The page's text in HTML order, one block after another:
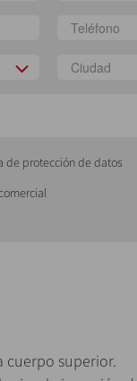
de protección de datos
cuerpo superior.